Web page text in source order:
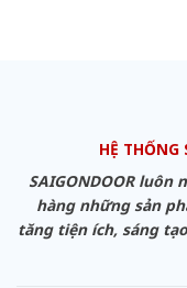
HỆ THỐNG
SAIGONDOOR
hàng những sản
tăng tiện ích, sáng